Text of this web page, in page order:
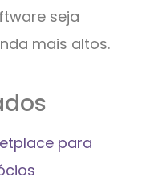
seja
mais altos.
para